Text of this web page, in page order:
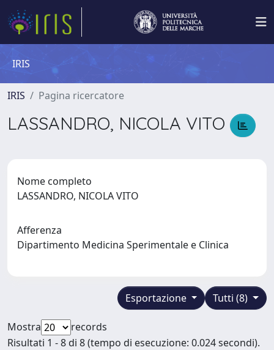
IRIS
IRIS Pagina ricercatore
LASSANDRO, NICOLA VITO
Nome completo
LASSANDRO, NICOLA VITO
Afferenza
Dipartimento Medicina Sperimentale e Clinica
Tutti (8)
Esportazione
Mostra
records
Risultati 1 - 8 di 8 (tempo di esecuzione: 0.024 secondi).